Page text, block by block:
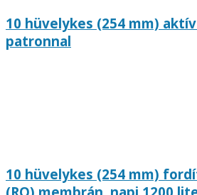
10 hüvelykes (254 mm)
patronnal
10 hüvelykes (254 mm)